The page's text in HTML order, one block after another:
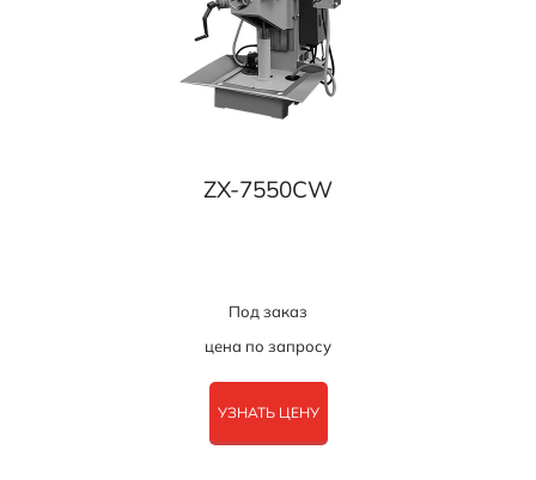
ZX-7550CW
Под заказ
цена по запросу
УЗНАТЬ ЦЕНУ